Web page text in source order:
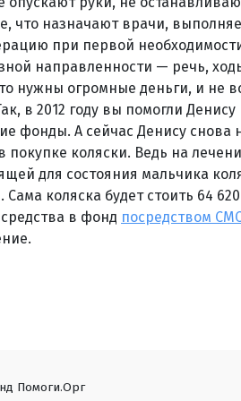
что назначают врачи,
при первой
направленности — речь,
нужны огромные деньги, и не
в 2012 году вы помогли
фонды. А сейчас Денису
покупке коляски. Ведь на
для состояния мальчика
Сама коляска будет стоить 64
в фонд посредством
Помоги.Орг